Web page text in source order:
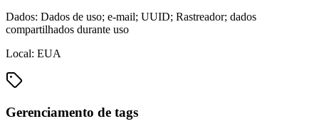
Dados: Dados de uso; e-mail; UUID; Rastreador; dados
compartilhados durante uso
Local: EUA
Gerenciamento de tags